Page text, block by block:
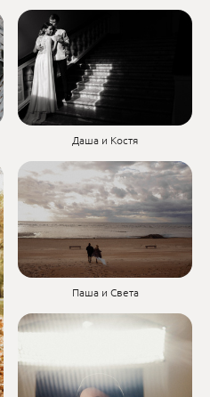
Даша и Костя
Паша и Света